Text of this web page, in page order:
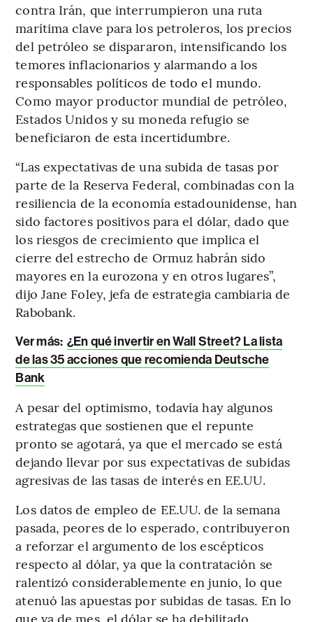
contra Irán, que interrumpieron una ruta
marítima clave para los petroleros, los precios
del petróleo se dispararon, intensificando los
temores inflacionarios y alarmando a los
responsables políticos de todo el mundo.
Como mayor productor mundial de petróleo,
Estados Unidos y su moneda refugio se
beneficiaron de esta incertidumbre.
“Las expectativas de una subida de tasas por
parte de la Reserva Federal, combinadas con la
resiliencia de la economía estadounidense, han
sido factores positivos para el dólar, dado que
los riesgos de crecimiento que implica el
cierre del estrecho de Ormuz habrán sido
mayores en la eurozona y en otros lugares”,
dijo Jane Foley, jefa de estrategia cambiaria de
Rabobank.
Ver más: ¿En qué invertir en Wall Street? La lista
de las 35 acciones que recomienda Deutsche
Bank
A pesar del optimismo, todavía hay algunos
estrategas que sostienen que el repunte
pronto se agotará, ya que el mercado se está
dejando llevar por sus expectativas de subidas
agresivas de las tasas de interés en EE.UU.
Los datos de empleo de EE.UU. de la semana
pasada, peores de lo esperado, contribuyeron
a reforzar el argumento de los escépticos
respecto al dólar, ya que la contratación se
ralentizó considerablemente en junio, lo que
atenuó las apuestas por subidas de tasas. En lo
que va de mes, el dólar se ha debilitado